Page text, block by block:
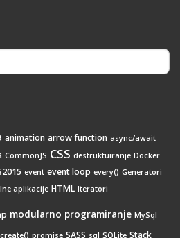
animation arrow function async/await
CommonJS CSS destruktuiranje Docker
event event loop every() Generatori
aplikacije HTML Iteratori
modularno programiranje MySql
promise SASS sql SQLite Stack